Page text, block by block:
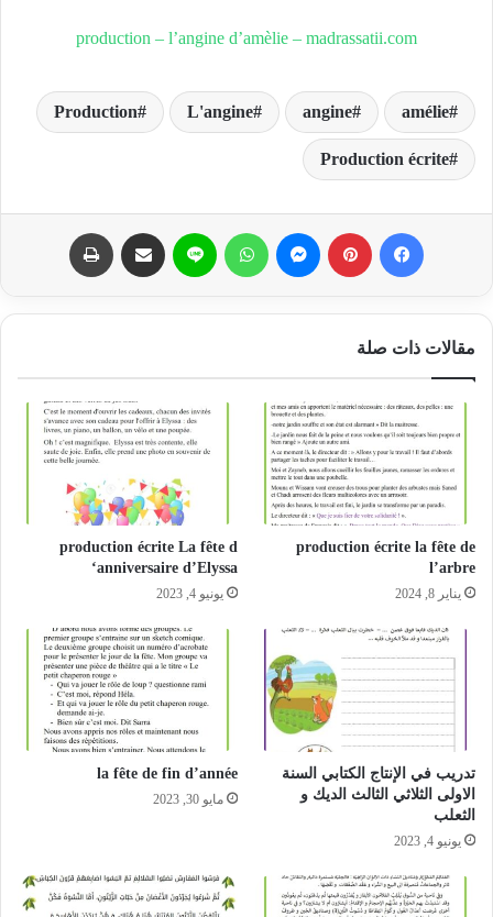
production – l’angine d’amèlie – madrassatii.com
amélie
angine
L'angine
Production
Production écrite
مقالات ذات صلة
production écrite la fête de
l’arbre
يناير 8, 2024
production écrite La fête d
‘anniversaire d’Elyssa
يونيو 4, 2023
تدريب في الإنتاج الكتابي السنة
الاولى الثلاثي الثالث الديك و
الثعلب
يونيو 4, 2023
la fête de fin d’année
مايو 30, 2023